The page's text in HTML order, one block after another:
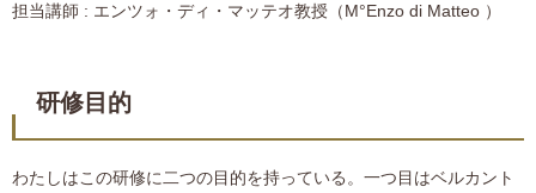
担当講師 : エンツォ・ディ・マッテオ教授（M°Enzo di Matteo ）
研修目的
わたしはこの研修に二つの目的を持っている。一つ目はベルカント